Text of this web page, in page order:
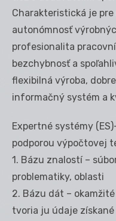
Charakteristická je
autonómnosť
profesionalita
bezchybnosť a
flexibilná výroba,
informačný systém a
Expertné systémy
podporou výpočtovej
1. Bázu znalostí –
problematiky, oblasti
2. Bázu dát –
tvoria ju údaje